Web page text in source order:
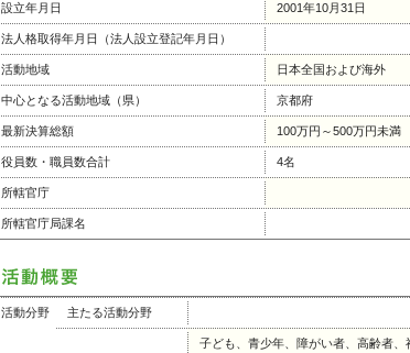
設立年月日 2001年10月31日
法人格取得年月日（法人設立登記年月日）
活動地域 日本全国および海外
中心となる活動地域（県） 京都府
最新決算総額 100万円～500万円未満
役員数・職員数合計 4名
所轄官庁
所轄官庁局課名
活動分野 主たる活動分野
子ども、青少年、障がい者、高齢者